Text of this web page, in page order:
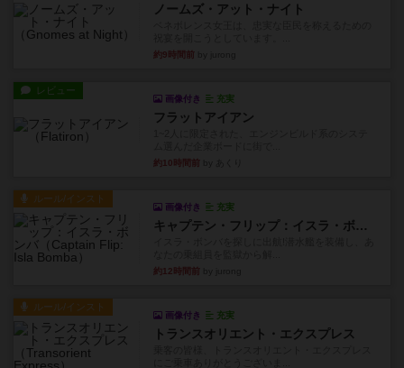
ノームズ・アット・ナイト
約9時間前
レビュー
画像付き 充実
フラットアイアン
約10時間前
ルール/インスト
画像付き 充実
キャプテン・フリップ：イスラ・ボンバ
約12時間前
ルール/インスト
画像付き 充実
トランスオリエント・エクスプレス